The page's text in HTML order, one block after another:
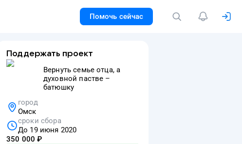
Помочь сейчас
Поддержать проект
Вернуть семье отца, а
духовной пастве –
батюшку
город
Омск
сроки сбора
До 19 июня 2020
350 000 ₽